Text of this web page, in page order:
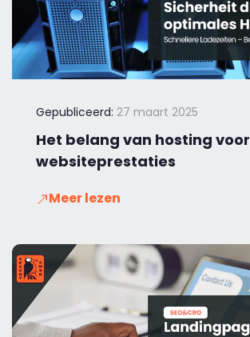
Gepubliceerd: 27 maart 2025
Het belang van hosting voor
websiteprestaties
Meer lezen